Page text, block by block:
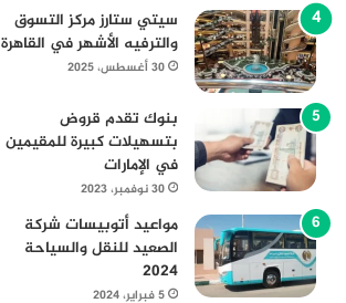
16 أغسطس، 2025
تكريم النجم أحمد سلامة من جمعية الشباب المسيحية
9 نوفمبر، 2023
الكاتبة الصحفية هبه عبد الفتاح تكشف أسرار محمود المليجي
سيتي ستارز مركز التسوق
والترفيه الأشهر في القاهرة
30 أغسطس، 2025
بنوك تقدم قروض
بتسهيلات كبيرة للمقيمين
في الإمارات
30 نوفمبر، 2023
مواعيد أتوبيسات شركة
الصعيد للنقل والسياحة
2024
5 فبراير، 2024